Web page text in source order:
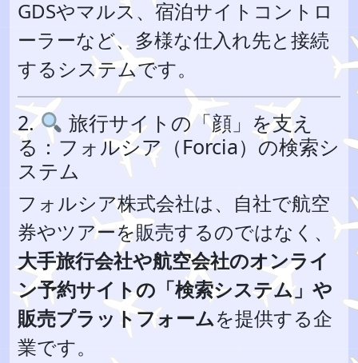
GDSやマルス、宿泊サイトコントロ
ーラーなど、多様な仕入れ先と接続
するシステムです。
2.
旅行サイトの「顔」を支え
る：フォルシア（Forcia）の検索シ
ステム
フォルシア株式会社は、自社で航空
券やツアーを販売するのではなく、
大手旅行会社や航空会社のオンライ
ン予約サイトの「検索システム」や
販売プラットフォームを提供する企
業です。